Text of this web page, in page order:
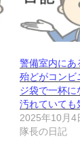
警備室内にあ
殆どがコンビ
ジ袋で一杯に
汚れていても
2025年10月4
隊長の日記